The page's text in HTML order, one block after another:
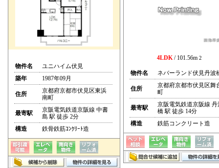
物件名
ユニハイム伏見
築年
1987年09月
住所
京都府京都市伏見区東浜
南町
最寄駅
京阪電気鉄道京阪線 中書
島 駅 徒歩 2分
構造
鉄骨鉄筋ｺﾝｸﾘｰﾄ造
4LDK/ 101.56m 2
物件名 ネバーランド伏見丹波
住所
京都府京都市伏見区舞
町
最寄駅
京阪電気鉄道京阪線 丹
橋 駅 徒歩 14分
構造
鉄筋コンクリート造